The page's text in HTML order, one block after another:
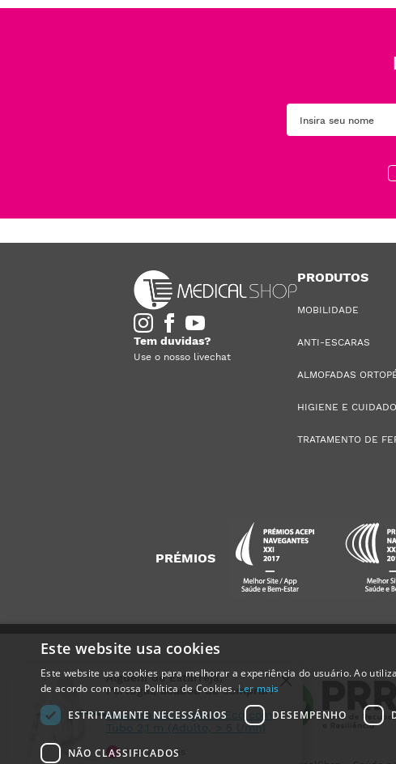
Tem duvidas?
Use o nosso livechat
PRODUTOS
MOBILIDADE
ANTI-ESCARAS
ALMOFADAS
HIGIENE E
TRATAMENTO DE
PRÉMIOS
Este website usa cookies
Este website usa cookies para melhorar a experiência do usuário. Ao
de acordo com nossa Política de Cookies. Ler mais
ESTRITAMENTE NECESSÁRIOS
DESEMPENHO
NÃO CLASSIFICADOS
Alguém deEstarreja,
Portugal, acabou de comprar:
Máscara de Oxigénio Eco com
Tubo 2,1 m (Adulto, > 5 l/mn)
18 horas atrás